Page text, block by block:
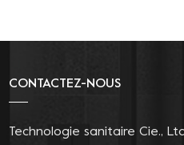
CONTACTEZ-NOUS
Technologie sanitaire Cie.,